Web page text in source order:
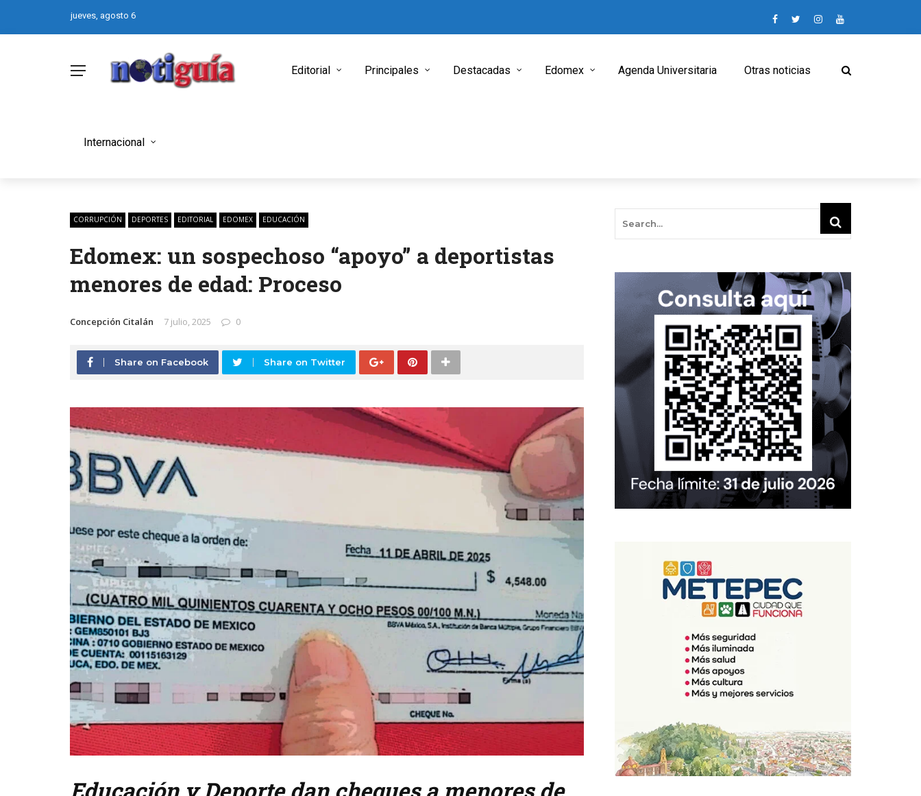
jueves, agosto 6
Editorial Principales Destacadas Edomex Agenda Universitaria Otras noticias
Internacional
CORRUPCIÓN DEPORTES EDITORIAL EDOMEX EDUCACIÓN
Edomex: un sospechoso “apoyo” a deportistas
menores de edad: Proceso
Concepción Citalán 7 julio, 2025 0
Share on Facebook Share on Twitter